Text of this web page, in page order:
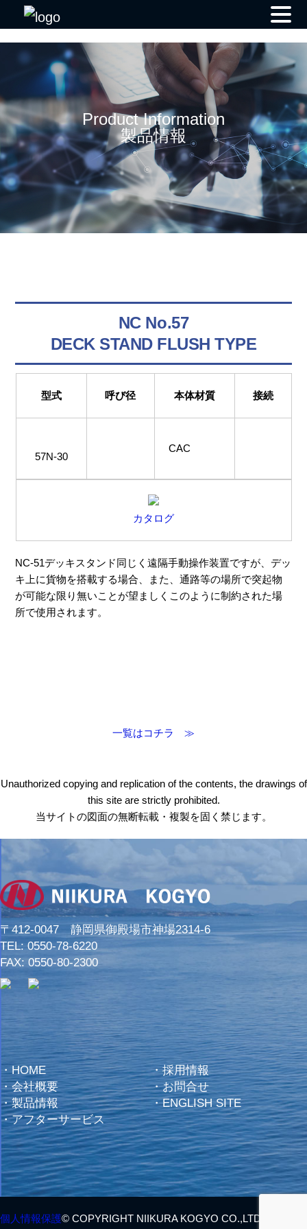
Product Information
製品情報
NC No.57
DECK STAND FLUSH TYPE
型式 呼び径 本体材質 接続
57N-30
CAC
カタログ
NC-51デッキスタンド同じく遠隔手動操作装置ですが、デッ
キ上に貨物を搭載する場合、また、通路等の場所で突起物
が可能な限り無いことが望ましくこのように制約された場
所で使用されます。
一覧はコチラ ≫
Unauthorized copying and replication of the contents, the drawings of
this site are strictly prohibited.
当サイトの図面の無断転載・複製を固く禁じます。
〒412-0047 静岡県御殿場市神場2314-6
TEL: 0550-78-6220
FAX: 0550-80-2300
・HOME
・会社概要
・製品情報
・アフターサービス
・採用情報
・お問合せ
・ENGLISH SITE
個人情報保護© COPYRIGHT NIIKURA KOGYO CO.,LTD. ALL